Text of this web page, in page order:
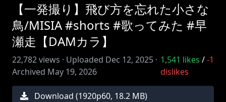
【一発撮り】飛び方を忘れた小さな
鳥/MISIA #shorts #歌ってみた #早
瀬走【DAMカラ】
22,782views · Uploaded Dec 12, 2025 ·
Archived May 19, 2026
1,541 likes /-1
dislikes
Download (1920p60, 18.2 MB)